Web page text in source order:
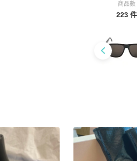
商品數
223 件